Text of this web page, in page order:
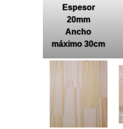
Espesor
20mm
Ancho
máximo 30cm